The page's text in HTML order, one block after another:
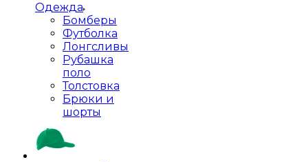
Одежда
Бомберы
Футболка
Лонгсливы
Рубашка
поло
Толстовка
Брюки и
шорты